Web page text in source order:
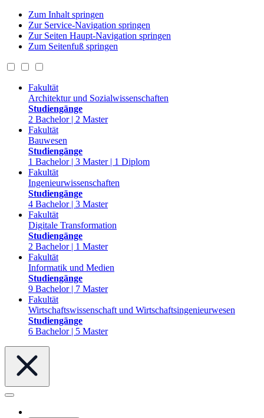
Zum Inhalt springen
Zur Service-Navigation springen
Zur Seiten Haupt-Navigation springen
Zum Seitenfuß springen
Fakultät
Architektur und Sozialwissenschaften
Studiengänge
2 Bachelor | 2 Master
Fakultät
Bauwesen
Studiengänge
1 Bachelor | 3 Master | 1 Diplom
Fakultät
Ingenieurwissenschaften
Studiengänge
4 Bachelor | 3 Master
Fakultät
Digitale Transformation
Studiengänge
2 Bachelor | 1 Master
Fakultät
Informatik und Medien
Studiengänge
9 Bachelor | 7 Master
Fakultät
Wirtschaftswissenschaft und Wirtschaftsingenieurwesen
Studiengänge
6 Bachelor | 5 Master